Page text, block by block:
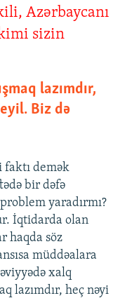
Azərbaycanı
sizin
lazımdır,
Biz də
demək
bir dəfə
yaradırmı?
İqtidarda olan
haqda söz
müddəalara
xalq
lazımdır, heç nəyi